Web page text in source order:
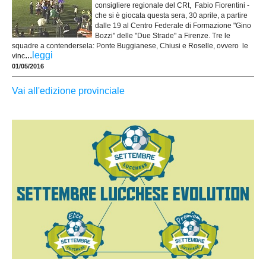
consigliere regionale del CRt, Fabio Fiorentini -
che si è giocata questa sera, 30 aprile, a partire
dalle 19 al Centro Federale di Formazione "Gino
Bozzi" delle "Due Strade" a Firenze. Tre le
squadre a contendersela: Ponte Buggianese, Chiusi e Roselle, ovvero le
vinc... leggi
01/05/2016
Vai all'edizione provinciale